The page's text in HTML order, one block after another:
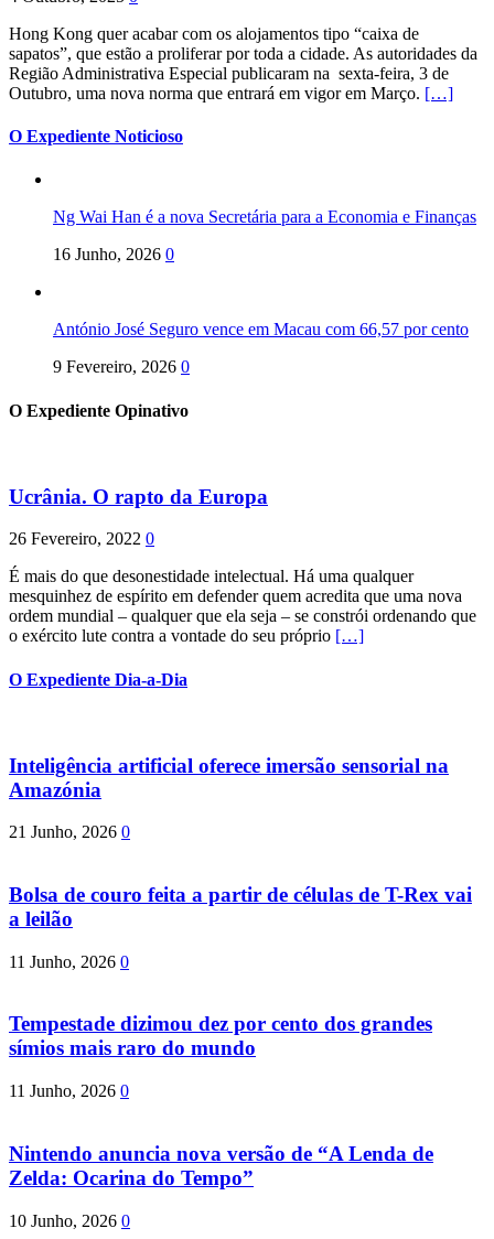
Hong Kong quer acabar com os alojamentos tipo “caixa de
sapatos”, que estão a proliferar por toda a cidade. As autoridades da
Região Administrativa Especial publicaram na sexta-feira, 3 de
Outubro, uma nova norma que entrará em vigor em Março. […]
O Expediente Noticioso
Ng Wai Han é a nova Secretária para a Economia e Finanças
16 Junho, 2026 0
António José Seguro vence em Macau com 66,57 por cento
9 Fevereiro, 2026 0
O Expediente Opinativo
Ucrânia. O rapto da Europa
26 Fevereiro, 2022 0
É mais do que desonestidade intelectual. Há uma qualquer
mesquinhez de espírito em defender quem acredita que uma nova
ordem mundial – qualquer que ela seja – se constrói ordenando que
o exército lute contra a vontade do seu próprio […]
O Expediente Dia-a-Dia
Inteligência artificial oferece imersão sensorial na
Amazónia
21 Junho, 2026 0
Bolsa de couro feita a partir de células de T-Rex vai
a leilão
11 Junho, 2026 0
Tempestade dizimou dez por cento dos grandes
símios mais raro do mundo
11 Junho, 2026 0
Nintendo anuncia nova versão de “A Lenda de
Zelda: Ocarina do Tempo”
10 Junho, 2026 0